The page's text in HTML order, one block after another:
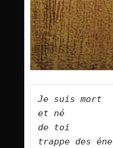
Je suis mort
et né
de toi
trappe des